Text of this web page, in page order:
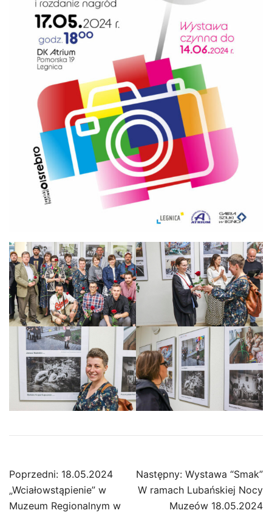
Nawigacja
wpisu
Poprzedni: 18.05.2024
„Wciałowstąpienie” w
Muzeum Regionalnym w
Następny: Wystawa “Smak”
W ramach Lubańskiej Nocy
Muzeów 18.05.2024